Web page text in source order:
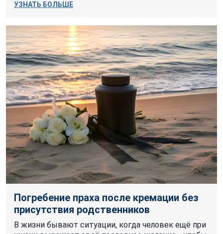
УЗНАТЬ БОЛЬШЕ
Погребение праха после кремации без
присутствия родственников
В жизни бывают ситуации, когда человек ещё при